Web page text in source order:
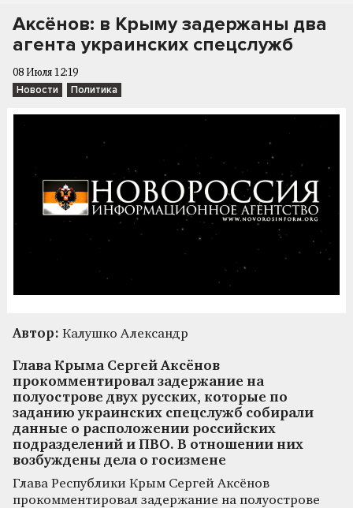
Аксёнов: в Крыму задержаны два
агента украинских спецслужб
08 Июля 12:19
Новости Политика
Автор: Калушко Александр
Глава Крыма Сергей Аксёнов
прокомментировал задержание на
полуострове двух русских, которые по
заданию украинских спецслужб собирали
данные о расположении российских
подразделений и ПВО. В отношении них
возбуждены дела о госизмене
Глава Республики Крым Сергей Аксёнов
прокомментировал задержание на полуострове